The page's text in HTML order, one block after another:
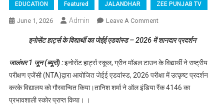
EDUCATION Featured JALANDHAR ZEE PUNJAB TV
June 1, 2026 Admin Leave A CommentOn इनोसेंट हार्ट्स के
– 2026 में शानदार
इनोसेंट हार्ट्स के विद्यार्थी का जेईई एडवांस्ड – 2026 में शानदार प्रदर्शन
जालंधर 1 जून (ब्यूरो) :इनोसेंट हार्ट्स स्कूल, ग्रीन मॉडल टाउन के विद्यार्थी ने राष्ट्रीय
परीक्षण एजेंसी (NTA)द्वारा आयोजित जेईई एडवांस्ड, 2026 परीक्षा में उत्कृष्ट प्रदर्शन
करके विद्यालय को गौरवान्वित किया।तानिश शर्मा ने ऑल इंडिया रैंक 4146 का
प्रभावशाली स्कोर प्राप्त किया। ।